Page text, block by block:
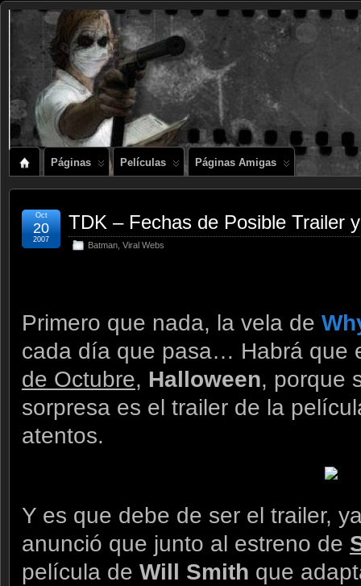
Páginas Películas Páginas Amigas
TDK – Fechas de Posible Trailer
Batman Viral Webs
Oct
20
2007
Primero que nada, la vela de
cada día que pasa… Habrá que
de Octubre, Halloween, porque
sorpresa es el trailer de la
atentos.
Y es que debe de ser el trailer,
anunció que junto al estreno de
película de Will Smith que